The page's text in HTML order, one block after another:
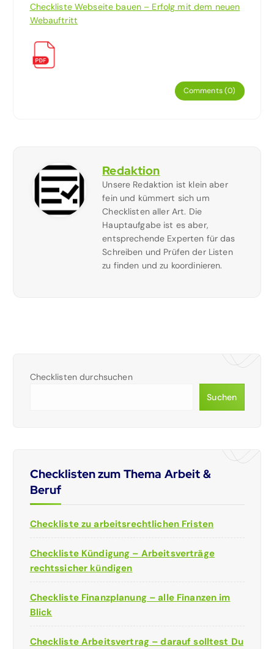
Checkliste Webseite bauen – Erfolg mit dem neuen
Webauftritt
Comments (0)
Redaktion
Unsere Redaktion ist klein aber
fein und kümmert sich um
Checklisten aller Art. Die
Hauptaufgabe ist es aber,
entsprechende Experten für das
Schreiben und Prüfen der Listen
zu finden und zu koordinieren.
Checklisten durchsuchen
Suchen
Checklisten zum Thema Arbeit &
Beruf
Checkliste zu arbeitsrechtlichen Fristen
Checkliste Kündigung – Arbeitsverträge
rechtssicher kündigen
Checkliste Finanzplanung – alle Finanzen im
Blick
Checkliste Arbeitsvertrag – darauf solltest Du